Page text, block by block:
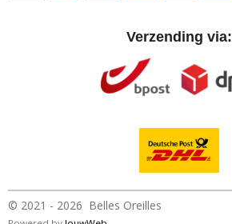
Verzending via:
© 2021 - 2026 Belles Oreilles